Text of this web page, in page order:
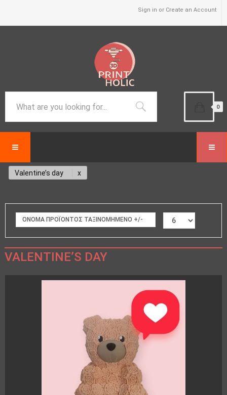
Sign in or Create an Account
0
Valentine’s day
ΟΝΟΜΑ ΠΡΟΪΌΝΤΟΣ ΤΑΞΙΝΟΜΗΜΈΝΟ +/-
VALENTINE’S DAY